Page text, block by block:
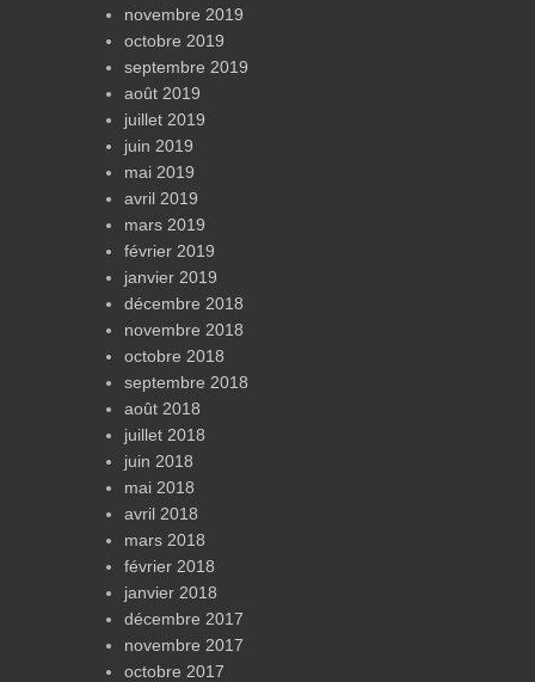
novembre 2019
octobre 2019
septembre 2019
août 2019
juillet 2019
juin 2019
mai 2019
avril 2019
mars 2019
février 2019
janvier 2019
décembre 2018
novembre 2018
octobre 2018
septembre 2018
août 2018
juillet 2018
juin 2018
mai 2018
avril 2018
mars 2018
février 2018
janvier 2018
décembre 2017
novembre 2017
octobre 2017